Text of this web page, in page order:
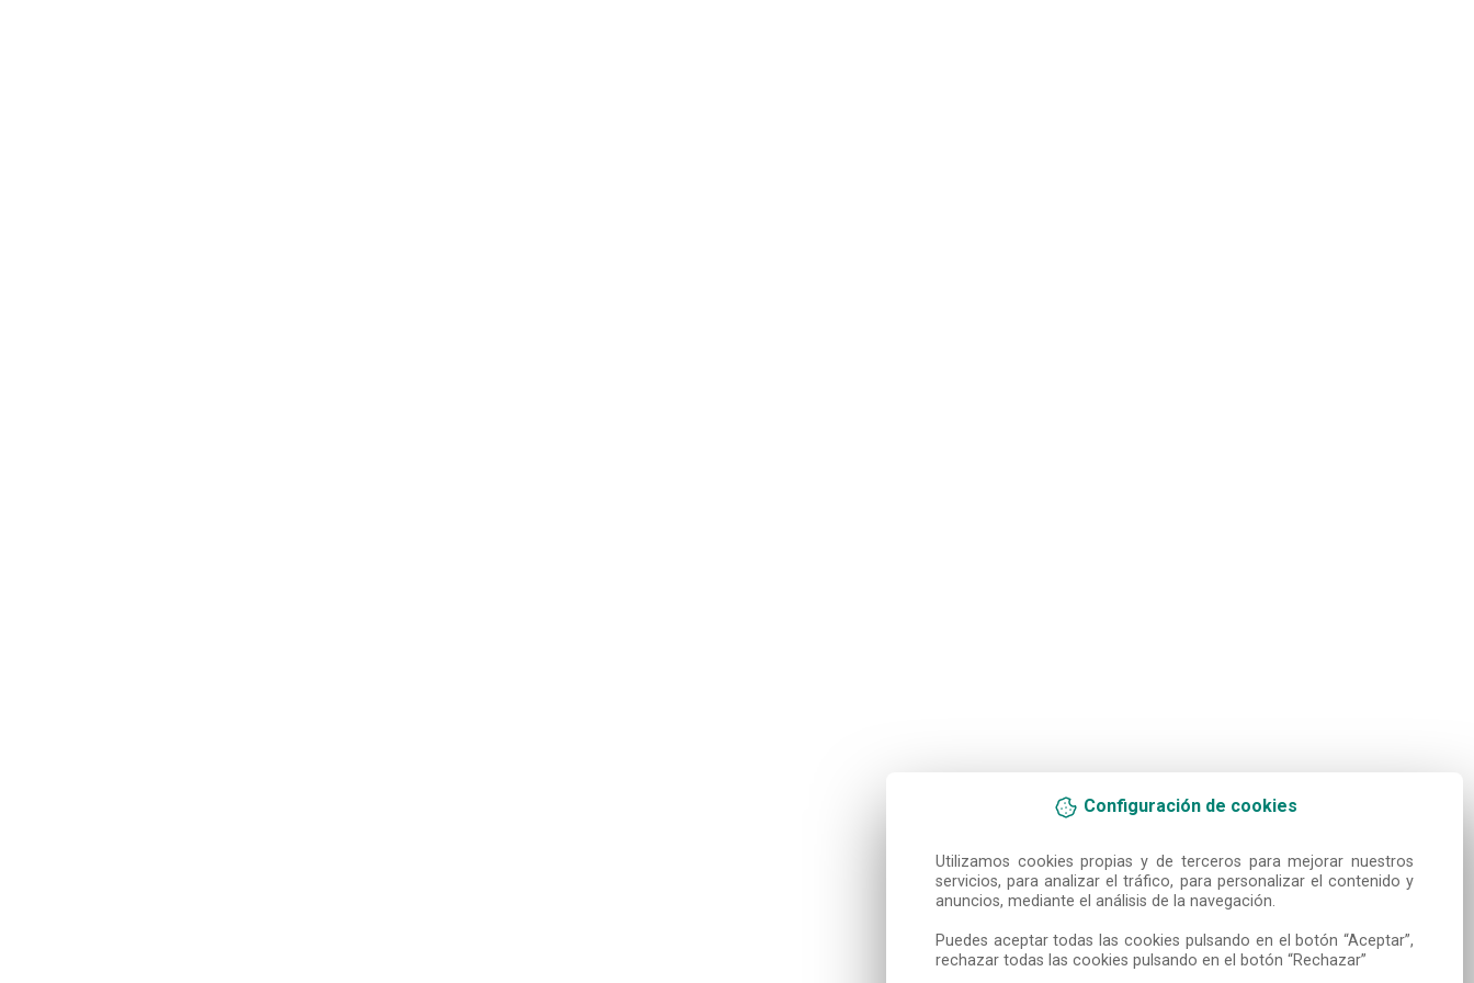
Configuración de cookies
Utilizamos cookies propias y de terceros para mejorar nuestros
servicios, para analizar el tráfico, para personalizar el contenido y
anuncios, mediante el análisis de la navegación.
Puedes aceptar todas las cookies pulsando en el botón “Aceptar”,
rechazar todas las cookies pulsando en el botón “Rechazar”